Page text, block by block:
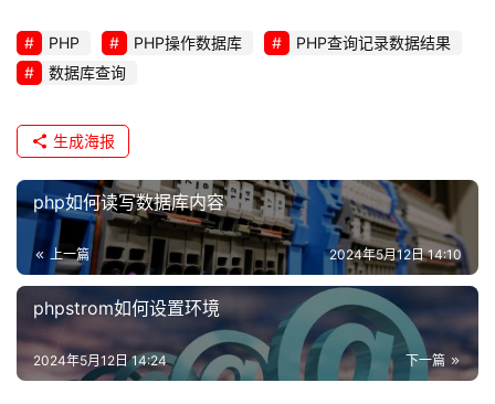
PHP PHP操作数据库
PHP查询记录数据结果
数据库查询
生成海报
php如何读写数据库内容
上一篇 2024年5月12日 14:10
phpstrom如何设置环境
下一篇
2024年5月12日 14:24